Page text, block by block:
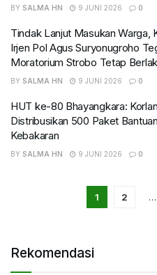
BY SALMA HN 9 JUNI 2026 0
Tindak Lanjut Masukan Warga,
Irjen Pol Agus Suryonugroho
Moratorium Strobo Tetap
BY SALMA HN 9 JUNI 2026 0
HUT ke-80 Bhayangkara:
Distribusikan 500 Paket
Kebakaran
BY SALMA HN 9 JUNI 2026 0
1 2 …
Rekomendasi